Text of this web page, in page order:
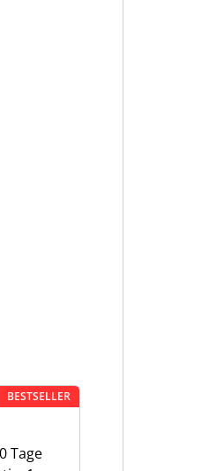
BESTSELLER
Tage